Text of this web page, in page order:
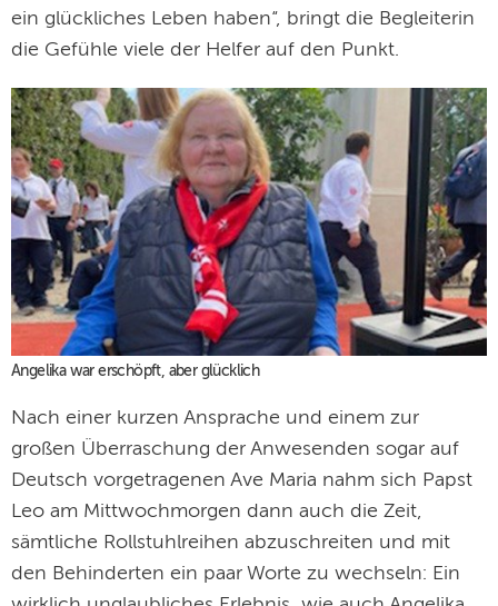
ein glückliches Leben haben“, bringt die Begleiterin
die Gefühle viele der Helfer auf den Punkt.
Angelika war erschöpft, aber glücklich
Nach einer kurzen Ansprache und einem zur
großen Überraschung der Anwesenden sogar auf
Deutsch vorgetragenen Ave Maria nahm sich Papst
Leo am Mittwochmorgen dann auch die Zeit,
sämtliche Rollstuhlreihen abzuschreiten und mit
den Behinderten ein paar Worte zu wechseln: Ein